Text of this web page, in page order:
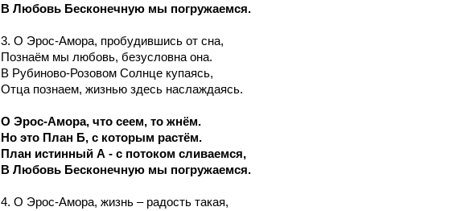
В Любовь Бесконечную мы погружаемся.
3. О Эрос-Амора, пробудившись от сна,
Познаём мы любовь, безусловна она.
В Рубиново-Розовом Солнце купаясь,
Отца познаем, жизнью здесь наслаждаясь.
О Эрос-Амора, что сеем, то жнём.
Но это План Б, с которым растём.
План истинный А - с потоком сливаемся,
В Любовь Бесконечную мы погружаемся.
4. О Эрос-Амора, жизнь – радость такая,